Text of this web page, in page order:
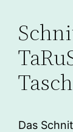
Das